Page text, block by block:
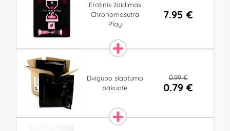
Erotinis žaidimas
Chronomasutra
Play
7.95 €
Dvigubo slaptumo
pakuotė
0.99 €
0.79 €